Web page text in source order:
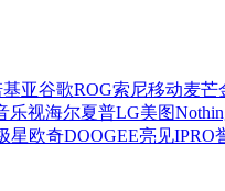
亚谷歌ROG索尼移动麦芒
乐视海尔夏普LG美图
星欧奇DOOGEE亮见IPRO